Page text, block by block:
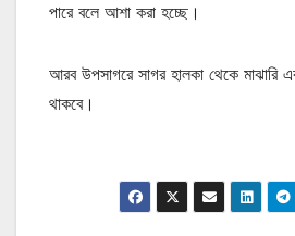
পারে বলে আশা করা হচ্ছে।
আরব উপসাগরে সাগর হালকা থেকে মাঝারি
থাকবে।